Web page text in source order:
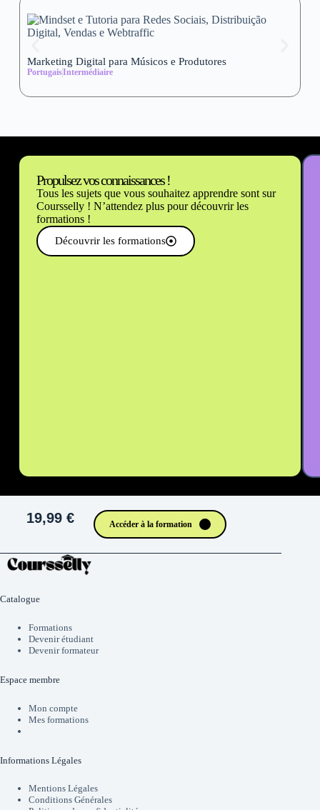
Marketing Digital para Músicos e Produtores
PortugaisIntermédiaire
Propulsez vos connaissances !
Tous les sujets que vous souhaitez apprendre sont sur
Coursselly ! N’attendez plus pour découvrir les
formations !
Découvrir les formations
19,99 € Accéder à la formation
Catalogue
Formations
Devenir étudiant
Devenir formateur
Espace membre
Mon compte
Mes formations
Informations Légales
Mentions Légales
Conditions Générales